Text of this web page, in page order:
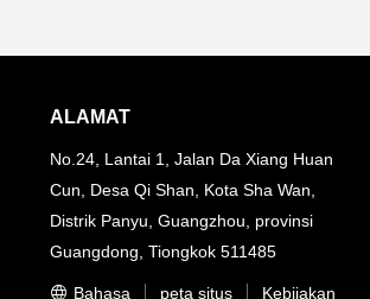
ALAMAT
No.24, Lantai 1, Jalan Da Xiang Huan
Cun, Desa Qi Shan, Kota Sha Wan,
Distrik Panyu, Guangzhou, provinsi
Guangdong, Tiongkok 511485
Bahasa peta situs Kebijakan